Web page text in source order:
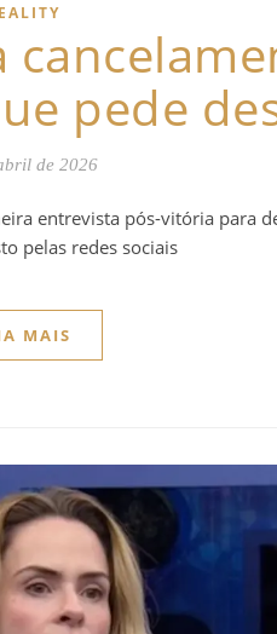
pede
de 2026
entrevista pós-vitória para
pelas redes sociais
MAIS